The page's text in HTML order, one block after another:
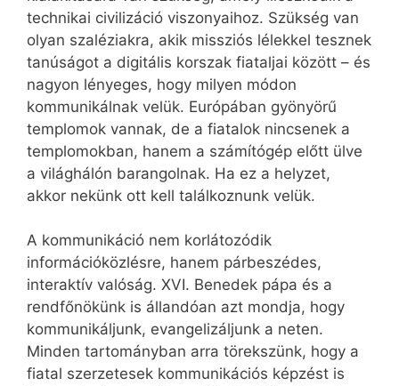
technikai civilizáció viszonyaihoz. Szükség van
olyan szaléziakra, akik missziós lélekkel tesznek
tanúságot a digitális korszak fiataljai között – és
nagyon lényeges, hogy milyen módon
kommunikálnak velük. Európában gyönyörű
templomok vannak, de a fiatalok nincsenek a
templomokban, hanem a számítógép előtt ülve
a világhálón barangolnak. Ha ez a helyzet,
akkor nekünk ott kell találkoznunk velük.
A kommunikáció nem korlátozódik
információközlésre, hanem párbeszédes,
interaktív valóság. XVI. Benedek pápa és a
rendfőnökünk is állandóan azt mondja, hogy
kommunikáljunk, evangelizáljunk a neten.
Minden tartományban arra törekszünk, hogy a
fiatal szerzetesek kommunikációs képzést is